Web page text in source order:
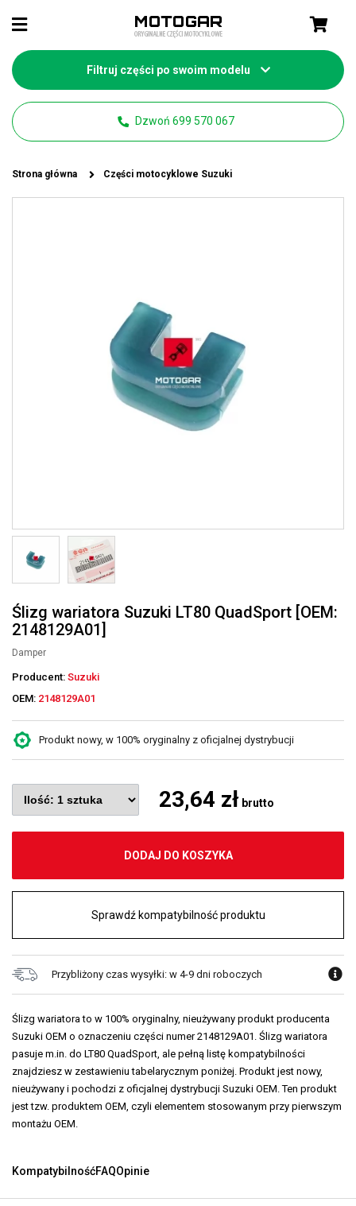
Filtruj części po swoim modelu
Dzwoń 699 570 067
Strona główna Części motocyklowe Suzuki
Ślizg wariatora Suzuki LT80 QuadSport [OEM:
2148129A01]
Damper
Producent: Suzuki
OEM: 2148129A01
Produkt nowy, w 100% oryginalny z oficjalnej dystrybucji
23,64 zł brutto
DODAJ DO KOSZYKA
Sprawdź kompatybilność produktu
Przybliżony czas wysyłki: w 4-9 dni roboczych
Ślizg wariatora to w 100% oryginalny, nieużywany produkt producenta
Suzuki OEM o oznaczeniu części numer 2148129A01. Ślizg wariatora
pasuje m.in. do LT80 QuadSport, ale pełną listę kompatybilności
znajdziesz w zestawieniu tabelarycznym poniżej. Produkt jest nowy,
nieużywany i pochodzi z oficjalnej dystrybucji Suzuki OEM. Ten produkt
jest tzw. produktem OEM, czyli elementem stosowanym przy pierwszym
montażu OEM.
KompatybilnośćFAQOpinie